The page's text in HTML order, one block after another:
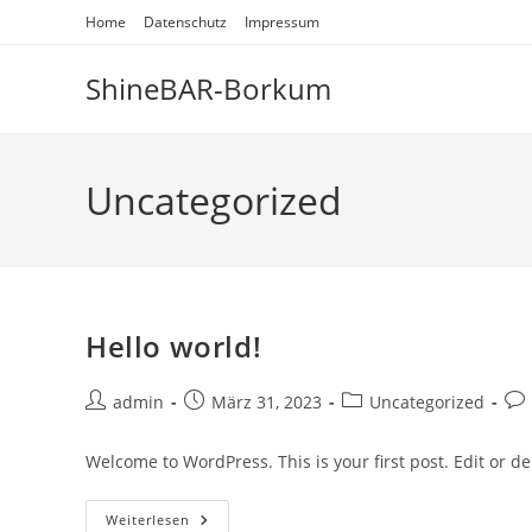
Home Datenschutz Impressum
ShineBAR-Borkum
Uncategorized
Hello world!
Beitrags-
admin
BeitragMärz 31, 2023
Beitrags-
Uncategorized
Welcome to WordPress. This is your first post. Edit or
Weiterlesen Hello